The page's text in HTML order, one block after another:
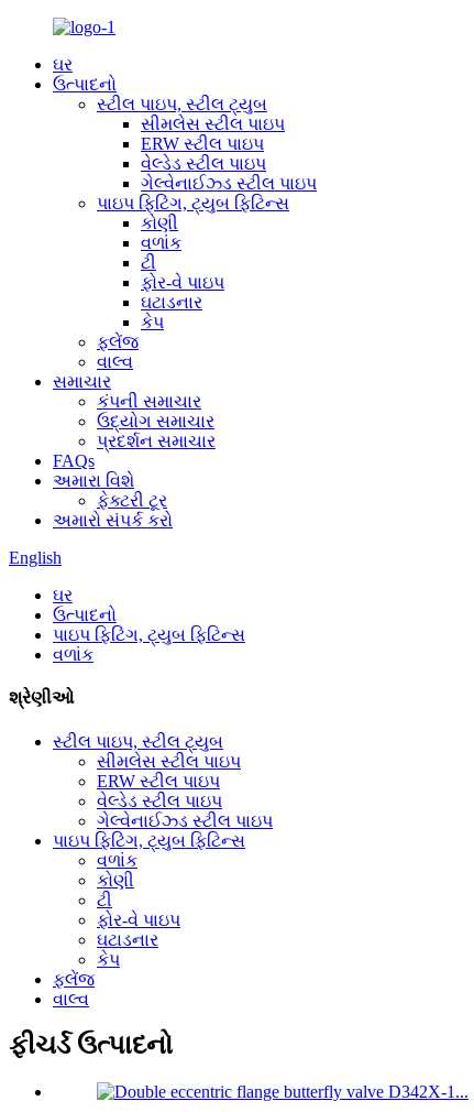
ઘર
ઉત્પાદનો
સ્ટીલ પાઇપ, સ્ટીલ ટ્યુબ
સીમલેસ સ્ટીલ પાઇપ
ERW સ્ટીલ પાઇપ
વેલ્ડેડ સ્ટીલ પાઇપ
ગેલ્વેનાઈઝ્ડ સ્ટીલ પાઇપ
પાઇપ ફિટિંગ, ટ્યુબ ફિટિન્સ
કોણી
વળાંક
ટી
ફોર-વે પાઇપ
ઘટાડનાર
કેપ
ફ્લેંજ
વાલ્વ
સમાચાર
કંપની સમાચાર
ઉદ્યોગ સમાચાર
પ્રદર્શન સમાચાર
FAQs
અમારા વિશે
ફેક્ટરી ટૂર
અમારો સંપર્ક કરો
English
ઘર
ઉત્પાદનો
પાઇપ ફિટિંગ, ટ્યુબ ફિટિન્સ
વળાંક
શ્રેણીઓ
સ્ટીલ પાઇપ, સ્ટીલ ટ્યુબ
સીમલેસ સ્ટીલ પાઇપ
ERW સ્ટીલ પાઇપ
વેલ્ડેડ સ્ટીલ પાઇપ
ગેલ્વેનાઈઝ્ડ સ્ટીલ પાઇપ
પાઇપ ફિટિંગ, ટ્યુબ ફિટિન્સ
વળાંક
કોણી
ટી
ફોર-વે પાઇપ
ઘટાડનાર
કેપ
ફ્લેંજ
વાલ્વ
ફીચર્ડ ઉત્પાદનો